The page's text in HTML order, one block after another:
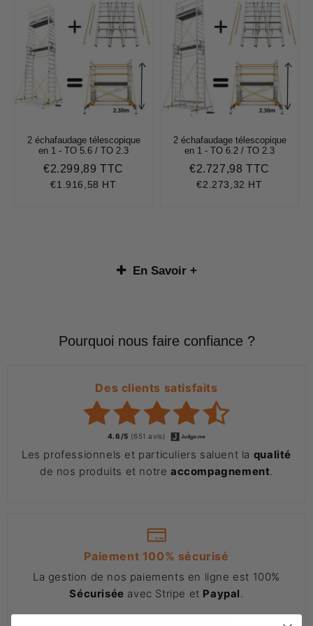
2 échafaudage télescopique
en 1 - TO 5.6 / TO 2.3
Prix
régulier
€2.299,89 TTC
€1.916,58 HT
2 échafaudage télescopique
en 1 - TO 6.2 / TO 2.3
Prix
régulier
€2.727,98 TTC
€2.273,32 HT
En Savoir +
Pourquoi nous faire confiance ?
Des clients satisfaits
4.6/5 (651 avis)
Les professionnels et particuliers saluent la qualité
de nos produits et notre accompagnement.
Paiement 100% sécurisé
La gestion de nos paiements en ligne est 100%
Sécurisée avec Stripe et Paypal.